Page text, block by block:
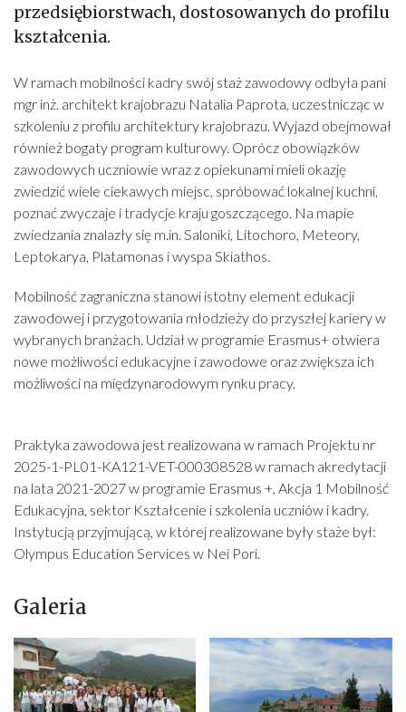
przedsiębiorstwach, dostosowanych do profilu
kształcenia.
W ramach mobilności kadry swój staż zawodowy odbyła pani
mgr inż. architekt krajobrazu Natalia Paprota, uczestnicząc w
szkoleniu z profilu architektury krajobrazu. Wyjazd obejmował
również bogaty program kulturowy. Oprócz obowiązków
zawodowych uczniowie wraz z opiekunami mieli okazję
zwiedzić wiele ciekawych miejsc, spróbować lokalnej kuchni,
poznać zwyczaje i tradycje kraju goszczącego. Na mapie
zwiedzania znalazły się m.in. Saloniki, Litochoro, Meteory,
Leptokarya, Platamonas i wyspa Skiathos.
Mobilność zagraniczna stanowi istotny element edukacji
zawodowej i przygotowania młodzieży do przyszłej kariery w
wybranych branżach. Udział w programie Erasmus+ otwiera
nowe możliwości edukacyjne i zawodowe oraz zwiększa ich
możliwości na międzynarodowym rynku pracy.
Praktyka zawodowa jest realizowana w ramach Projektu nr
2025-1-PL01-KA121-VET-000308528 w ramach akredytacji
na lata 2021-2027 w programie Erasmus +, Akcja 1 Mobilność
Edukacyjna, sektor Kształcenie i szkolenia uczniów i kadry.
Instytucją przyjmującą, w której realizowane były staże był:
Olympus Education Services w Nei Pori.
Galeria